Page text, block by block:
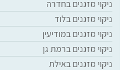
ניקוי מזגנים בחדרה
ניקוי מזגנים בלוד
ניקוי מזגנים במודיעין
ניקוי מזגנים ברמת גן
ניקוי מזגנים באילת